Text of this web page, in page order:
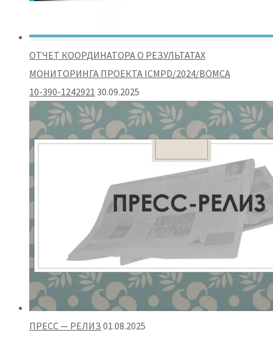
ОТЧЕТ КООРДИНАТОРА О РЕЗУЛЬТАТАХ
МОНИТОРИНГА ПРОЕКТА ICMPD/2024/BOMCA
10-390-1242921 30.09.2025
ПРЕСС — РЕЛИЗ 01.08.2025